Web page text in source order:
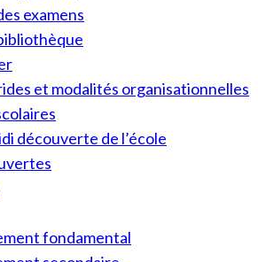
examens
et modalités organisationnelles
découverte de l’école
fondamental